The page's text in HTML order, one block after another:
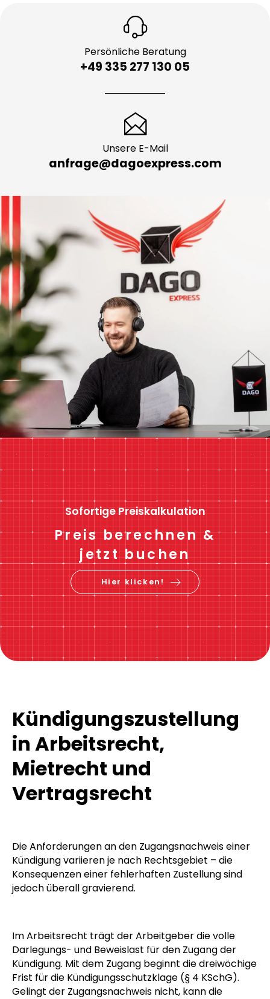
Persönliche Beratung
+49 335 277 130 05
Unsere E-Mail
anfrage@dagoexpress.com
Sofortige Preiskalkulation
Preis berechnen &
jetzt buchen
Hier klicken!
Kündigungszustellung
in Arbeitsrecht,
Mietrecht und
Vertragsrecht
Die Anforderungen an den Zugangsnachweis einer
Kündigung variieren je nach Rechtsgebiet – die
Konsequenzen einer fehlerhaften Zustellung sind
jedoch überall gravierend.
Im Arbeitsrecht trägt der Arbeitgeber die volle
Darlegungs- und Beweislast für den Zugang der
Kündigung. Mit dem Zugang beginnt die dreiwöchige
Frist für die Kündigungsschutzklage (§ 4 KSchG).
Gelingt der Zugangsnachweis nicht, kann die